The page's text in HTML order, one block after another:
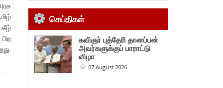
கீழ்
செய்திகள்
கவிஞர் புத்தேரி தானப்பன்
அவர்களுக்குப் பாராட்டு
விழா
07 August 2026